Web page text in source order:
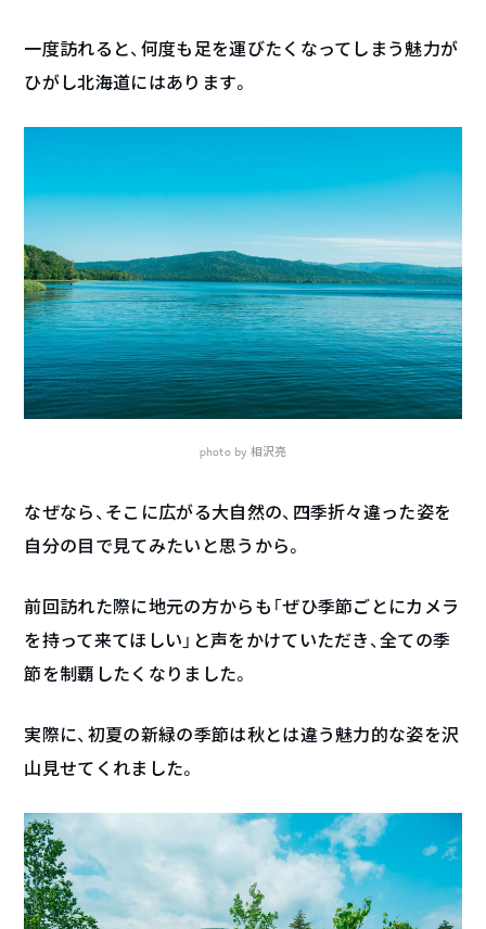
一度訪れると、何度も足を運びたくなってしまう魅力が
ひがし北海道にはあります。
photo by 相沢亮
なぜなら、そこに広がる大自然の、四季折々違った姿を
自分の目で見てみたいと思うから。
前回訪れた際に地元の方からも「ぜひ季節ごとにカメラ
を持って来てほしい」と声をかけていただき、全ての季
節を制覇したくなりました。
実際に、初夏の新緑の季節は秋とは違う魅力的な姿を沢
山見せてくれました。